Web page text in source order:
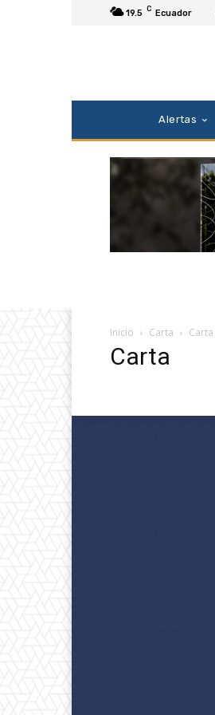
19.5 C Ecuador
Alertas
Inicio Carta Carta
Carta